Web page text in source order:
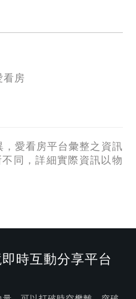
看房
愛看房平台彙整之資訊
同，詳細實際資訊以物
時互動分享平台